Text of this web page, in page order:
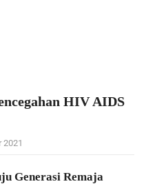
HIV AIDS
2021
Generasi Remaja